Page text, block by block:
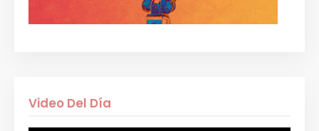
Video Del Día